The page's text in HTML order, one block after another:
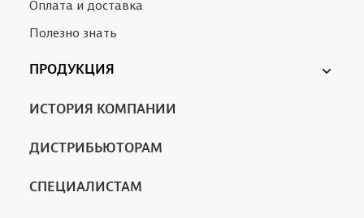
Оплата и доставка
Полезно знать
ПРОДУКЦИЯ
Ферменкол
ИСТОРИЯ КОМПАНИИ
ДИСТРИБЬЮТОРАМ
СПЕЦИАЛИСТАМ